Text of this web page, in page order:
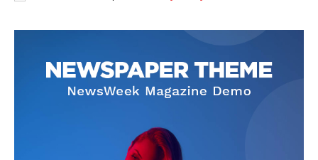
Diario los Andes
Contacto